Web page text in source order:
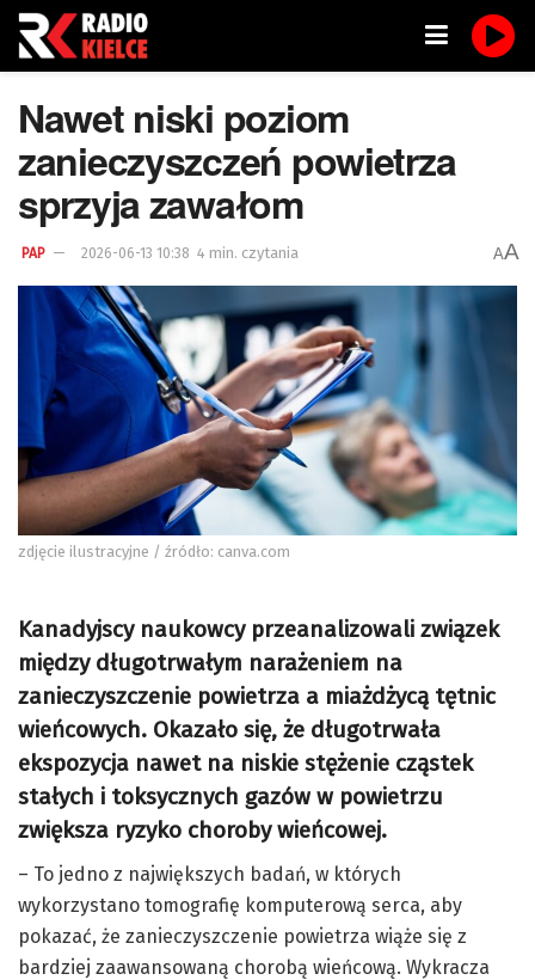
Nawet niski poziom
zanieczyszczeń powietrza
sprzyja zawałom
PAP 2026-06-13 10:38 4 min. czytania AA
zdjęcie ilustracyjne / źródło: canva.com
Kanadyjscy naukowcy przeanalizowali związek
między długotrwałym narażeniem na
zanieczyszczenie powietrza a miażdżycą tętnic
wieńcowych. Okazało się, że długotrwała
ekspozycja nawet na niskie stężenie cząstek
stałych i toksycznych gazów w powietrzu
zwiększa ryzyko choroby wieńcowej.
– To jedno z największych badań, w których
wykorzystano tomografię komputerową serca, aby
pokazać, że zanieczyszczenie powietrza wiąże się z
bardziej zaawansowaną chorobą wieńcową. Wykracza